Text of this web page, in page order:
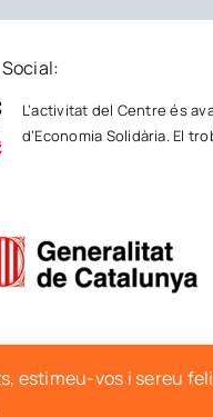
L’activitat del Centre és
d’Economia Solidària. El
estimeu-vos i sereu